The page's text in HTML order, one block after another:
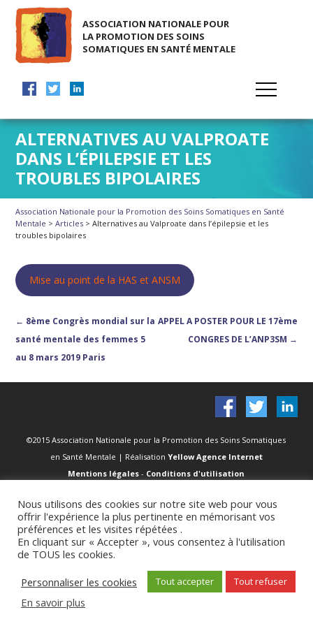
ASSOCIATION NATIONALE POUR
LA PROMOTION DES SOINS
SOMATIQUES EN SANTÉ MENTALE
ALTERNATIVES AU VALPROATE
DANS L’ÉPILEPSIE ET LES
TROUBLES BIPOLAIRES
Association Nationale pour la Promotion des Soins Somatiques en Santé
Mentale >Articles >Alternatives au Valproate dans l’épilepsie et les
troubles bipolaires
Mise au point de la HAS et ANSM
Post navigation
← 8ème Congrès mondial sur la
santé mentale des femmes 5
au 8 mars 2019 Paris
APPEL A POSTER POUR LE 17ème
CONGRES DE L’ANP3SM →
©2015 Association Nationale pour la Promotion des Soins Somatiques
en Santé Mentale | Réalisation Yellow Agence Internet
Mentions légales - Conditions d'utilisation
Nous utilisons des cookies sur notre site web pour vous
offrir l'expérience la plus pertinente en mémorisant vos
préférences et les visites répétées .
En cliquant sur « Accepter », vous consentez à l'utilisation
de TOUS les cookies.
Personnaliser les cookies
Tout accepter Tout refuser
En savoir plus